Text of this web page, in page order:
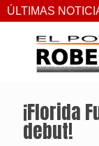
ÚLTIMAS
el más
¡Florida
debut!